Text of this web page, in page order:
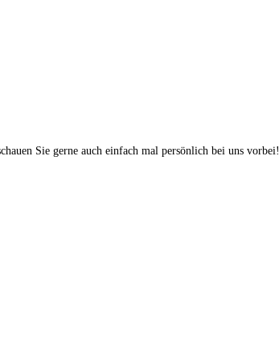
Sie gerne auch einfach mal persönlich bei uns vorbei!